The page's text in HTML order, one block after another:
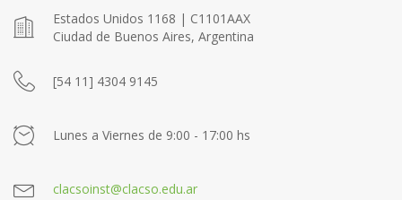
Estados Unidos 1168 | C1101AAX
Ciudad de Buenos Aires, Argentina
[54 11] 4304 9145
Lunes a Viernes de 9:00 - 17:00 hs
clacsoinst@clacso.edu.ar